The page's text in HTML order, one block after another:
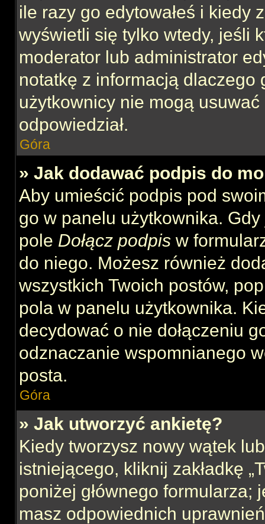
ile razy go edytowałeś i kiedy
wyświetli się tylko wtedy, jeśli
moderator lub administrator
notatkę z informacją
użytkownicy nie mogą
odpowiedział.
Góra
» Jak dodawać podpis do
Aby umieścić podpis pod
go w panelu użytkownika.
pole Dołącz podpis w
do niego. Możesz również
wszystkich Twoich postów,
pola w panelu użytkownika.
decydować o nie dołączeniu
odznaczanie wspomnianego
posta.
Góra
» Jak utworzyć ankietę?
Kiedy tworzysz nowy wątek
istniejącego, kliknij zakładkę
poniżej głównego formularza;
masz odpowiednich